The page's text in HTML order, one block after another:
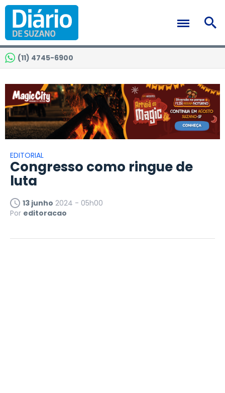
(11) 4745-6900
EDITORIAL
Congresso como ringue de
luta
13 junho 2024 - 05h00
Por editoracao